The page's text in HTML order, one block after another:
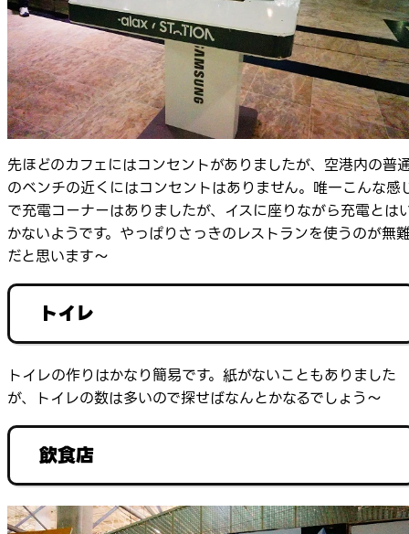
先ほどのカフェにはコンセントがありましたが、空港内の普
のベンチの近くにはコンセントはありません。唯一こんな感
で充電コーナーはありましたが、イスに座りながら充電とは
かないようです。やっぱりさっきのレストランを使うのが無
だと思います～
トイレ
トイレの作りはかなり簡易です。紙がないこともありました
が、トイレの数は多いので探せばなんとかなるでしょう～
飲食店